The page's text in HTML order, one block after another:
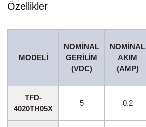
Özellikler
MODELI
NOMINAL
GERILIM
(VDC)
NOMINAL
AKIM
(AMP)
TFD-
4020TH05X
5 0.2